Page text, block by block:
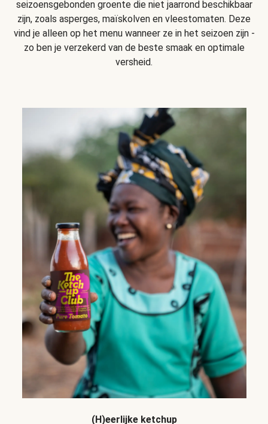
seizoensgebonden groente die niet jaarrond beschikbaar
zijn, zoals asperges, maïskolven en vleestomaten. Deze
vind je alleen op het menu wanneer ze in het seizoen zijn -
zo ben je verzekerd van de beste smaak en optimale
versheid.
(H)eerlijke ketchup